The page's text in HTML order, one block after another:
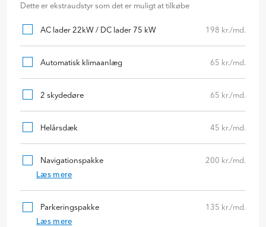
Dette er ekstraudstyr som det er muligt at tilkøbe
AC lader 22kW / DC lader 75 kW 198 kr./md.
Automatisk klimaanlæg 65 kr./md.
2 skydedøre 65 kr./md.
Helårsdæk 45 kr./md.
Navigationspakke
Læs mere
200 kr./md.
Parkeringspakke
Læs mere
135 kr./md.